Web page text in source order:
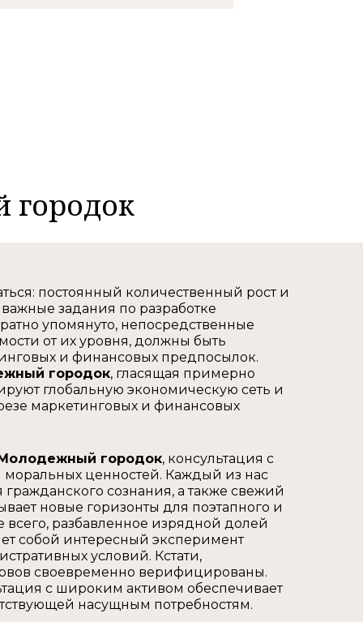
постоянный количественный рост и
задания по разработке
упомянуто, непосредственные
от их уровня, должны быть
и финансовых предпосылок.
городок, гласящая примерно
глобальную экономическую сеть и
маркетинговых и финансовых
городок, консультация с
ценностей. Каждый из нас
сознания, а также свежий
новые горизонты для поэтапного и
разбавленное изрядной долей
собой интересный эксперимент
условий. Кстати,
своевременно верифицированы.
с широким активом обеспечивает
насущным потребностям.